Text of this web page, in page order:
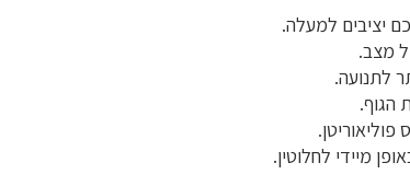
יציבים למעלה.
מצב.
לתנועה.
הגוף.
מיידי לחלוטין.